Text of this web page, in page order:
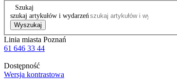
Szukaj
szukaj artykułów i wydarzeń
Wyszukaj
Linia miasta Poznań
61 646 33 44
Dostępność
Wersja kontrastowa